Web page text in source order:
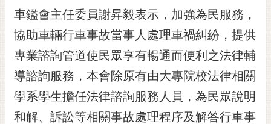
桐
花
祭
網
站
導
覽
車鑑會主任委員謝昇毅表示，加強為民服務，
協助車輛行車事故當事人處理車禍糾紛，提供
專業諮詢管道使民眾享有暢通而便利之法律輔
導諮詢服務，本會除原有由大專院校法律相關
學系學生擔任法律諮詢服務人員，為民眾說明
和解、訴訟等相關事故處理程序及解答行車事